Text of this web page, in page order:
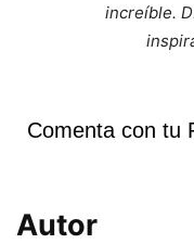
increíble.
Comenta con tu
Autor